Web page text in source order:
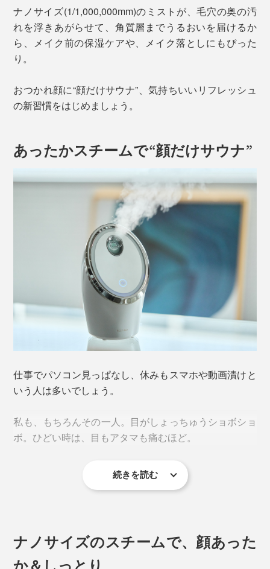
ナノサイズ(1/1,000,000mm)のミストが、毛穴の奥の汚
れを浮きあがらせて、角質層までうるおいを届けるか
ら、メイク前の保湿ケアや、メイク落としにもぴった
り。
おつかれ顔に“顔だけサウナ”、気持ちいいリフレッシュ
の新習慣をはじめましょう。
あったかスチームで“顔だけサウナ”
仕事でパソコン見っぱなし、休みもスマホや動画漬けと
いう人は多いでしょう。
私も、もちろんその一人。目がしょっちゅうショボショ
ボ。ひどい時は、目もアタマも痛むほど。
そんな私の経験から、断言します。目を酷使している人
続きを読む
ナノサイズのスチームで、顔あった
か＆しっとり